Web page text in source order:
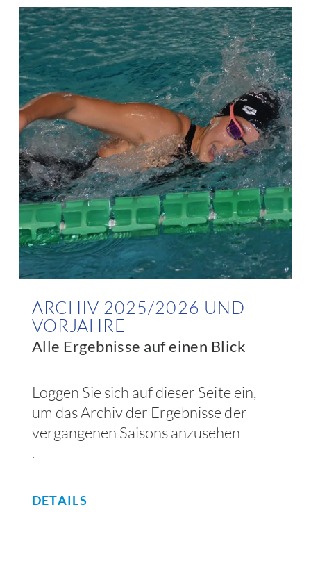
ARCHIV 2025/2026 UND
VORJAHRE
Alle Ergebnisse auf einen Blick
Loggen Sie sich auf dieser Seite ein,
um das Archiv der Ergebnisse der
vergangenen Saisons anzusehen
.
DETAILS